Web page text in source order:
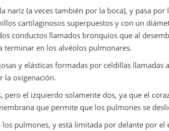
nariz (a veces también por la boca), y pasa
cartilaginosos superpuestos y con un
conductos llamados bronquios que al
en los alvéolos pulmonares.
y elásticas formadas por celdillas llamadas
la oxigenación.
el izquierdo solamente dos, ya que el
que permite que los pulmones se
los pulmones, y está limitada por delante por